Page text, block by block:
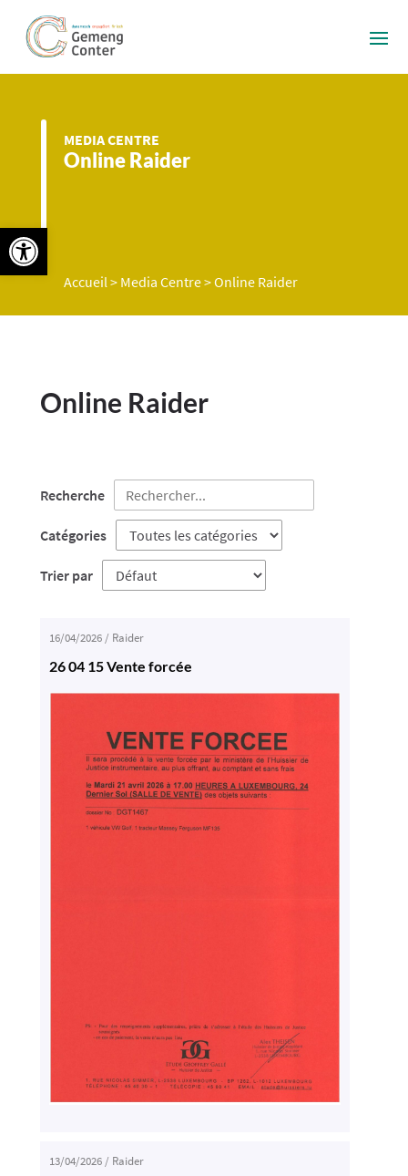
MEDIA CENTRE
Online Raider
Accueil> Media Centre>Online Raider
Online Raider
Recherche
Catégories
Trier par
16/04/2026/ Raider
26 04 15 Vente forcée
13/04/2026/ Raider
Ouvrir la barre d’outils